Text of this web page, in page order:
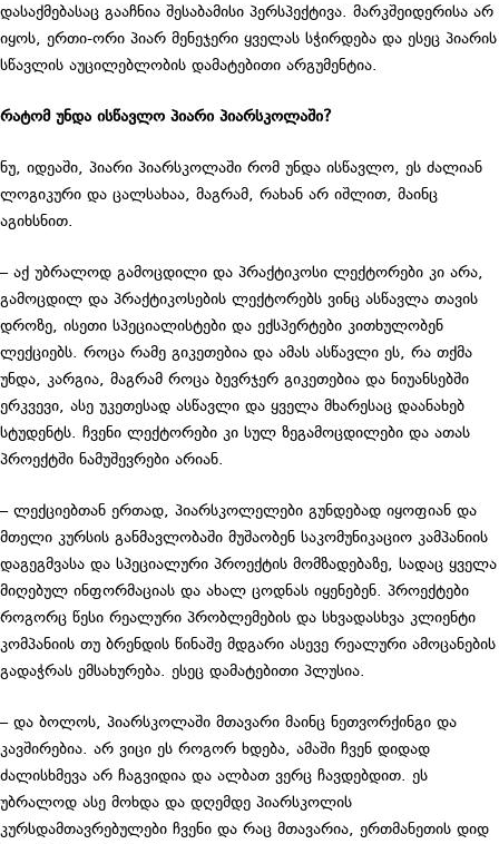
დასაქმებასაც გააჩნია შესაბამისი პერსპექტივა. მარკშეიდერისა არ
იყოს, ერთი-ორი პიარ მენეჯერი ყველას სჭირდება და ესეც პიარის
სწავლის აუცილებლობის დამატებითი არგუმენტია.
რატომ უნდა ისწავლო პიარი პიარსკოლაში?
ნუ, იდეაში, პიარი პიარსკოლაში რომ უნდა ისწავლო, ეს ძალიან
ლოგიკური და ცალსახაა, მაგრამ, რახან არ იშლით, მაინც
აგიხსნით.
– აქ უბრალოდ გამოცდილი და პრაქტიკოსი ლექტორები კი არა,
გამოცდილ და პრაქტიკოსების ლექტორებს ვინც ასწავლა თავის
დროზე, ისეთი სპეციალისტები და ექსპერტები კითხულობენ
ლექციებს. როცა რამე გიკეთებია და ამას ასწავლი ეს, რა თქმა
უნდა, კარგია, მაგრამ როცა ბევრჯერ გიკეთებია და ნიუანსებში
ერკვევი, ასე უკეთესად ასწავლი და ყველა მხარესაც დაანახებ
სტუდენტს. ჩვენი ლექტორები კი სულ ზეგამოცდილები და ათას
პროექტში ნამუშევრები არიან.
– ლექციებთან ერთად, პიარსკოლელები გუნდებად იყოფიან და
მთელი კურსის განმავლობაში მუშაობენ საკომუნიკაციო კამპანიის
დაგეგმვასა და სპეციალური პროექტის მომზადებაზე, სადაც ყველა
მიღებულ ინფორმაციას და ახალ ცოდნას იყენებენ. პროექტები
როგორც წესი რეალური პრობლემების და სხვადასხვა კლიენტი
კომპანიის თუ ბრენდის წინაშე მდგარი ასევე რეალური ამოცანების
გადაჭრას ემსახურება. ესეც დამატებითი პლუსია.
– და ბოლოს, პიარსკოლაში მთავარი მაინც ნეთვორქინგი და
კავშირებია. არ ვიცი ეს როგორ ხდება, ამაში ჩვენ დიდად
ძალისხმევა არ ჩაგვიდია და ალბათ ვერც ჩავდებდით. ეს
უბრალოდ ასე მოხდა და დღემდე პიარსკოლის
კურსდამთავრებულები ჩვენი და რაც მთავარია, ერთმანეთის დიდ